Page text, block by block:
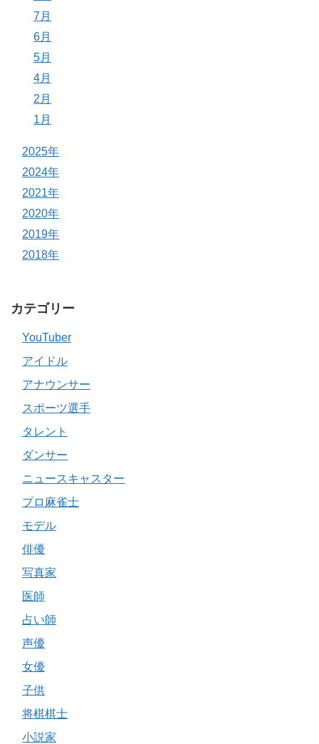
7月
6月
5月
4月
2月
1月
2025年
2024年
2021年
2020年
2019年
2018年
カテゴリー
YouTuber
アイドル
アナウンサー
スポーツ選手
タレント
ダンサー
ニュースキャスター
プロ麻雀士
モデル
俳優
写真家
医師
占い師
声優
女優
子供
将棋棋士
小説家